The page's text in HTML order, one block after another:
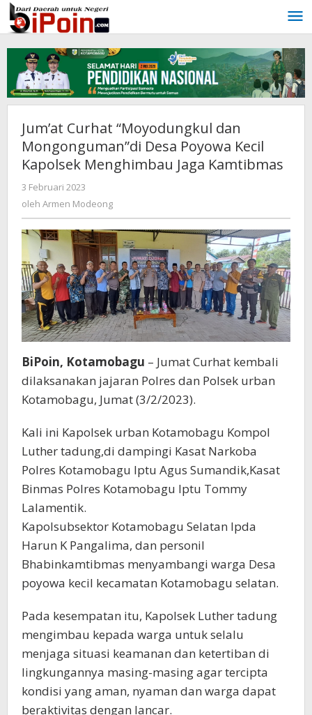
Lewati
ke
konten
Jum’at Curhat “Moyodungkul dan
Mongonguman”di Desa Poyowa Kecil
Kapolsek Menghimbau Jaga Kamtibmas
3 Februari 2023
Armen
Modeong
oleh Armen Modeong
BiPoin, Kotamobagu – Jumat Curhat kembali
dilaksanakan jajaran Polres dan Polsek urban
Kotamobagu, Jumat (3/2/2023).
Kali ini Kapolsek urban Kotamobagu Kompol
Luther tadung,di dampingi Kasat Narkoba
Polres Kotamobagu Iptu Agus Sumandik,Kasat
Binmas Polres Kotamobagu Iptu Tommy
Lalamentik.
Kapolsubsektor Kotamobagu Selatan Ipda
Harun K Pangalima, dan personil
Bhabinkamtibmas menyambangi warga Desa
poyowa kecil kecamatan Kotamobagu selatan.
Pada kesempatan itu, Kapolsek Luther tadung
mengimbau kepada warga untuk selalu
menjaga situasi keamanan dan ketertiban di
lingkungannya masing-masing agar tercipta
kondisi yang aman, nyaman dan warga dapat
beraktivitas dengan lancar.